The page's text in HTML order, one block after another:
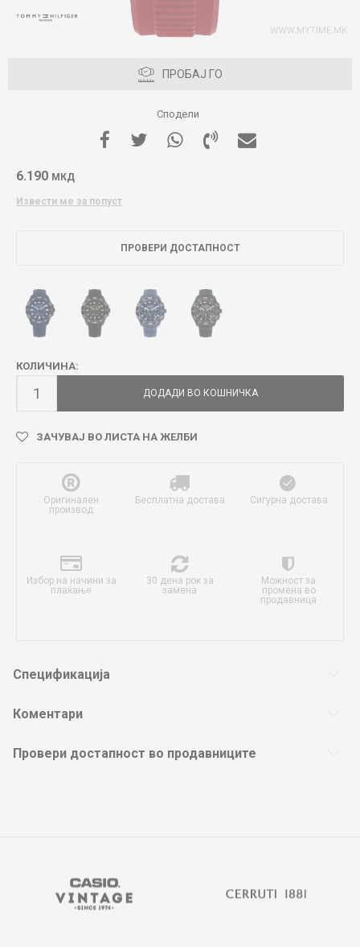
ПРОБАЈ ГО
Сподели
6.190 МКД
Извести ме за попуст
ПРОВЕРИ ДОСТАПНОСТ
КОЛИЧИНА:
ДОДАДИ ВО КОШНИЧКА
ЗАЧУВАЈ ВО ЛИСТА НА ЖЕЛБИ
Оригинален
производ
Бесплатна достава Сигурна достава
Избор на начини за
плаќање
30 дена рок за
замена
Можност за
промена во
продавница
Спецификација
Коментари
Провери достапност во продавниците